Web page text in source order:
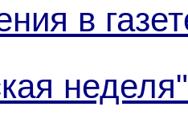
в
неделя"